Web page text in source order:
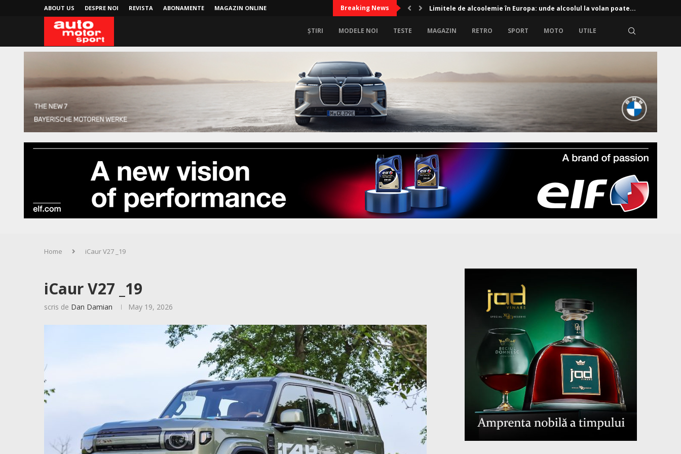
ABOUT US DESPRE NOI REVISTA ABONAMENTE MAGAZIN ONLINE Breaking News Limitele de alcoolemie în Europa: unde alcoolul la volan poate...
ȘTIRI MODELE NOI TESTE MAGAZIN RETRO SPORT MOTO UTILE
Home iCaur V27 _19
iCaur V27 _19
scris de Dan Damian May 19, 2026